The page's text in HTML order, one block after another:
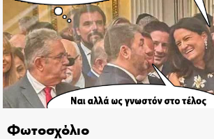
Φωτοσχόλιο